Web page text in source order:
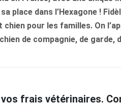
place dans l’Hexagone !
pour les familles. On
de compagnie, de garde,
vos frais vétérinaires.